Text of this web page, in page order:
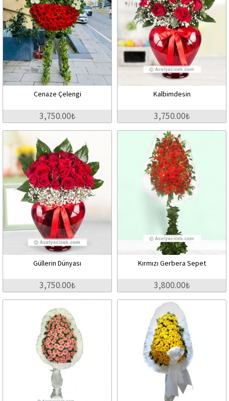
Cenaze Çelengi
3,750.00₺
Kalbimdesin
3,750.00₺
Güllerin Dünyası
3,750.00₺
Kırmızı Gerbera Sepet
3,800.00₺